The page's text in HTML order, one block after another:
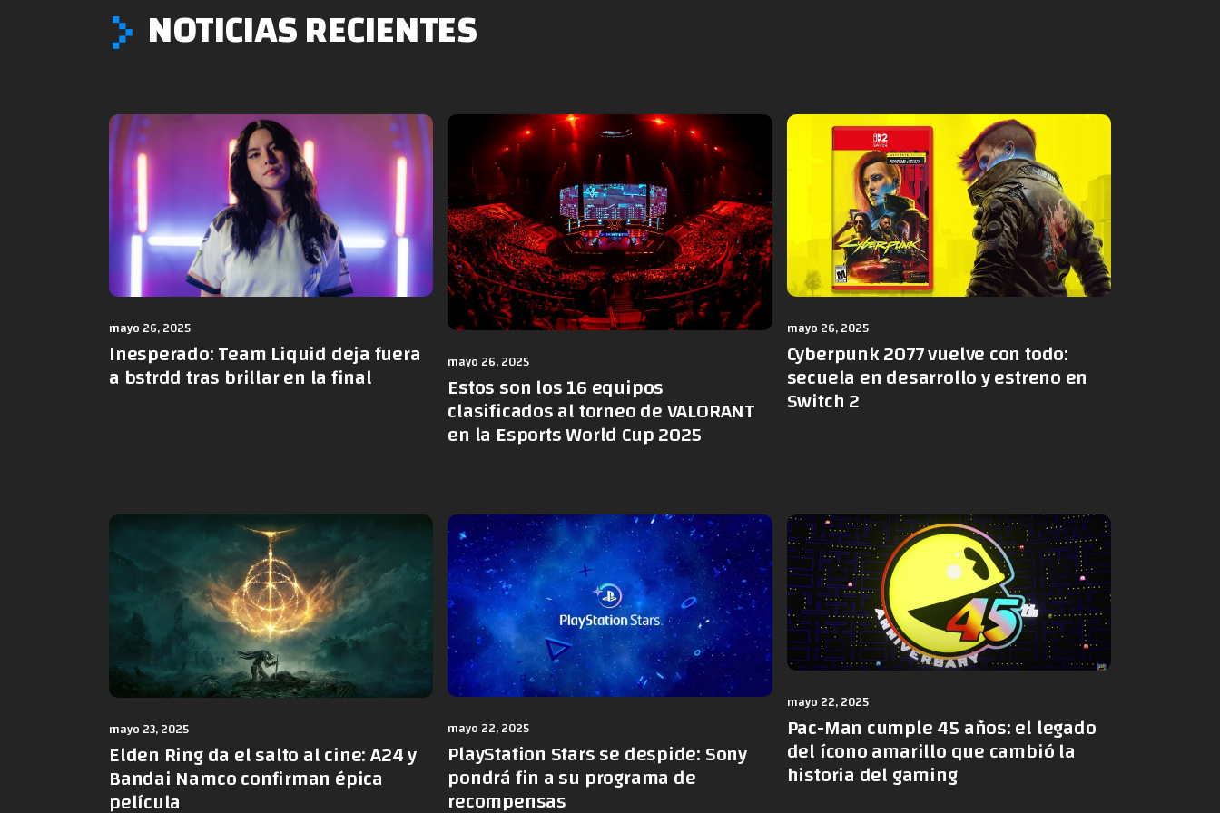
NOTICIAS RECIENTES
mayo 26, 2025
Inesperado: Team Liquid deja fuera
a bstrdd tras brillar en la final mayo 26, 2025
Estos son los 16 equipos
clasificados al torneo de VALORANT
en la Esports World Cup 2025
mayo 26, 2025
Cyberpunk 2077 vuelve con todo:
secuela en desarrollo y estreno en
Switch 2
mayo 23, 2025
Elden Ring da el salto al cine: A24 y
Bandai Namco confirman épica
película
mayo 22, 2025
PlayStation Stars se despide: Sony
pondrá fin a su programa de
recompensas
mayo 22, 2025
Pac-Man cumple 45 años: el legado
del ícono amarillo que cambió la
historia del gaming